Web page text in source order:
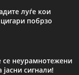
луѓе кои
побрзо
неурамнотежени
сигнали!